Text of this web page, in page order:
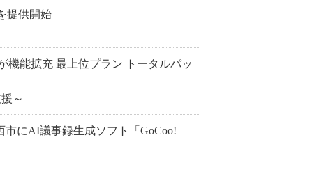
提供開始
機能拡充 最上位プラン トータルパッ
～
にAI議事録生成ソフト「GoCoo!